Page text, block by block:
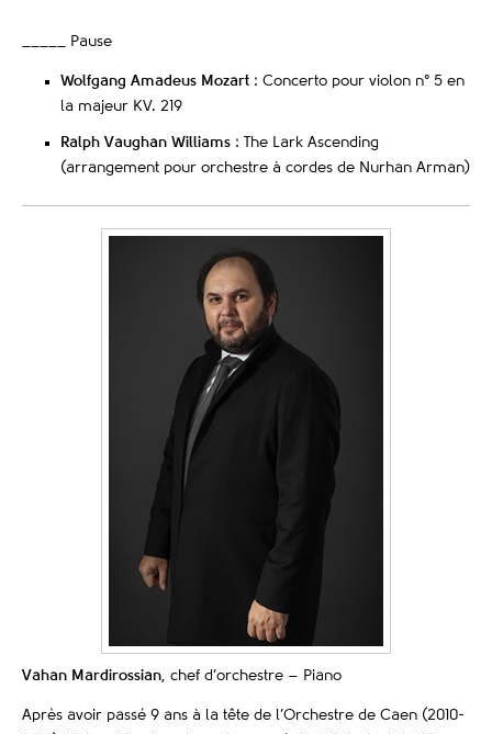
_____ Pause
Wolfgang Amadeus Mozart : Concerto pour violon n° 5 en
la majeur KV. 219
Ralph Vaughan Williams : The Lark Ascending
(arrangement pour orchestre à cordes de Nurhan Arman)
Vahan Mardirossian, chef d’orchestre – Piano
Après avoir passé 9 ans à la tête de l’Orchestre de Caen (2010-